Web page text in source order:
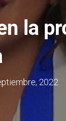
la
2022